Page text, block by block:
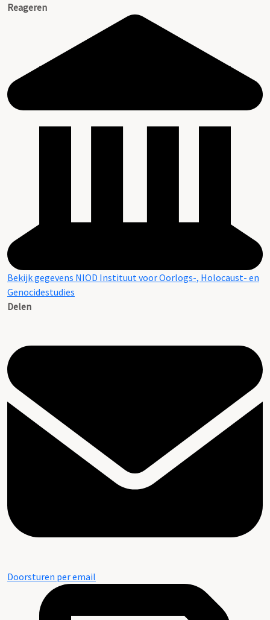
Reageren
Bekijk gegevens NIOD Instituut voor Oorlogs-, Holocaust- en
Genocidestudies
Delen
Doorsturen per email